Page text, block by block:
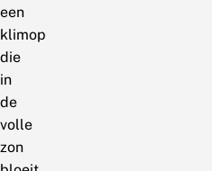
een
klimop
die
in
de
volle
zon